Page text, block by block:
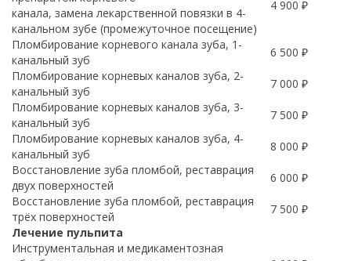
канала, замена лекарственной повязки в 4-
канальном зубе (промежуточное посещение)
4 900 ₽
Пломбирование корневого канала зуба, 1-
канальный зуб
6 500 ₽
Пломбирование корневых каналов зуба, 2-
канальный зуб
7 000 ₽
Пломбирование корневых каналов зуба, 3-
канальный зуб
7 500 ₽
Пломбирование корневых каналов зуба, 4-
канальный зуб
8 000 ₽
Восстановление зуба пломбой, реставрация
двух поверхностей
6 000 ₽
Восстановление зуба пломбой, реставрация
трёх поверхностей
7 500 ₽
Лечение пульпита
Инструментальная и медикаментозная